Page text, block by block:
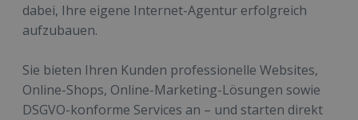
dabei, Ihre eigene Internet-Agentur erfolgreich
aufzubauen.
Sie bieten Ihren Kunden professionelle Websites,
Online-Shops, Online-Marketing-Lösungen sowie
DSGVO-konforme Services an – und starten direkt